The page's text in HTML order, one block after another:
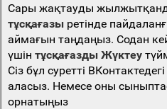
Сары жақтауды
тұсқағазыретінде
аймағын таңдаңыз. Содан
үшін тұсқағазды Жүктеу
Сіз бұл суретті
аласыз. Немесе оны
орнатыңыз